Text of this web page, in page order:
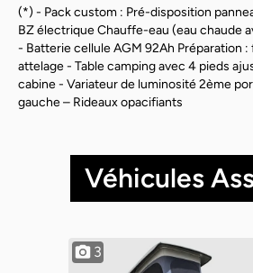
(*) - Pack custom : Pré-disposition
BZ électrique Chauffe-eau (eau chaude
- Batterie cellule AGM 92Ah Préparation
attelage - Table camping avec 4 pieds
cabine - Variateur de luminosité 2ème
gauche – Rideaux opacifiants
Véhicules
3